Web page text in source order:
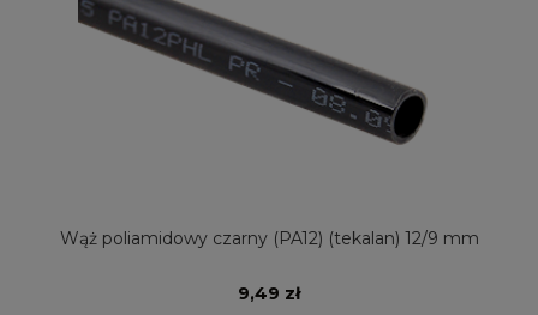
Wąż poliamidowy czarny (PA12) (tekalan) 12/9 mm
9,49 zł